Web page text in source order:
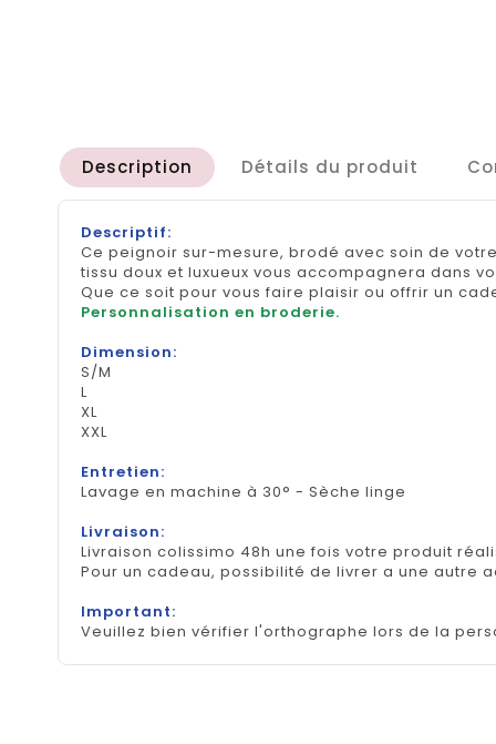
Description Détails du produit
Descriptif:
Ce peignoir sur-mesure, brodé avec soin de
tissu doux et luxueux vous accompagnera dans
Que ce soit pour vous faire plaisir ou offrir un
Personnalisation en broderie.
Dimension:
S/M
L
XL
XXL
Entretien:
Lavage en machine à 30° - Sèche linge
Livraison:
Livraison colissimo 48h une fois votre produit
Pour un cadeau, possibilité de livrer a une autre
Important:
Veuillez bien vérifier l'orthographe lors de la